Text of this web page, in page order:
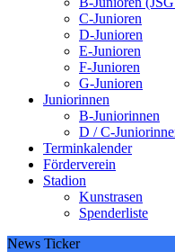
C-Junioren
D-Junioren
E-Junioren
F-Junioren
G-Junioren
Juniorinnen
B-Juniorinnen
D / C-
Terminkalender
Förderverein
Stadion
Kunstrasen
Spenderliste
News Ticker